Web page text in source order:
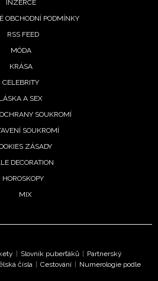
INZERCE
OBCHODNÍ PODMÍNKY
RSS FEED
MÓDA
KRÁSA
CELEBRITY
LÁSKA A SEX
SOUKROMÍ
SOUKROMÍ
ZÁSADY
DECORATION
HOROSKOPY
MIX
| Slovník puberťáků | Partnerský
čísla | Cestování | Numerologie podle